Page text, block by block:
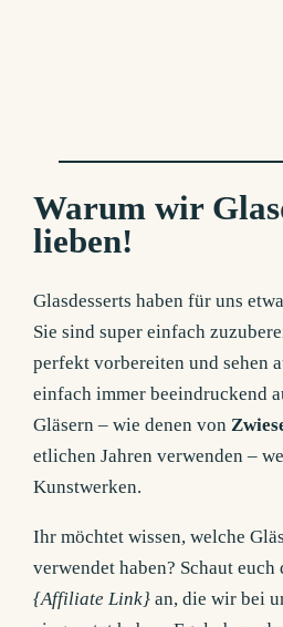
Warum wir
lieben!
Glasdesserts haben für uns
Sie sind super einfach
perfekt vorbereiten und sehen
einfach immer beeindruckend
Gläsern – wie denen von
etlichen Jahren verwenden –
Kunstwerken.
Ihr möchtet wissen, welche
verwendet haben? Schaut
{Affiliate Link} an, die wir bei